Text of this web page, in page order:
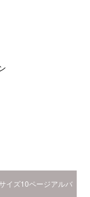
イズ10ページアルバ